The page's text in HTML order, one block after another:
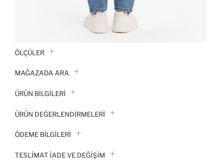
ÖLÇÜLER
MAĞAZADA ARA
ÜRÜN BILGILERI
ÜRÜN DEĞERLENDİRMELERİ
ÖDEME BİLGİLERİ
TESLIMAT İADE VE DEĞIŞIM